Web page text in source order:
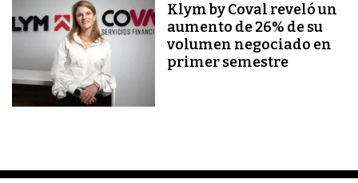
Klym by Coval reveló un
aumento de 26% de su
volumen negociado en
primer semestre